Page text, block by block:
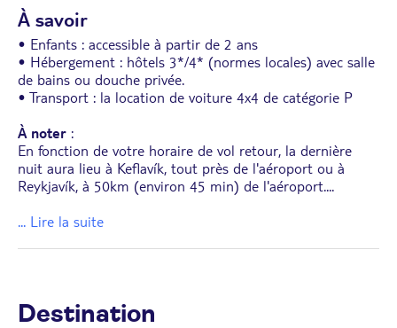
À savoir
• Enfants : accessible à partir de 2 ans
• Hébergement : hôtels 3*/4* (normes locales) avec salle
de bains ou douche privée.
• Transport : la location de voiture 4x4 de catégorie P
À noter :
En fonction de votre horaire de vol retour, la dernière
nuit aura lieu à Keflavík, tout près de l'aéroport ou à
Reykjavík, à 50km (environ 45 min) de l'aéroport....
... Lire la suite
Destination